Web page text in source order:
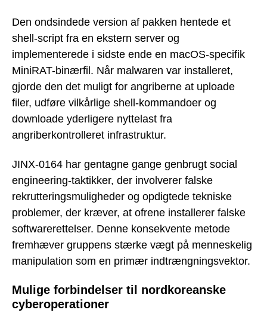
Den ondsindede version af pakken hentede et
shell-script fra en ekstern server og
implementerede i sidste ende en macOS-specifik
MiniRAT-binærfil. Når malwaren var installeret,
gjorde den det muligt for angriberne at uploade
filer, udføre vilkårlige shell-kommandoer og
downloade yderligere nyttelast fra
angriberkontrolleret infrastruktur.
JINX-0164 har gentagne gange genbrugt social
engineering-taktikker, der involverer falske
rekrutteringsmuligheder og opdigtede tekniske
problemer, der kræver, at ofrene installerer falske
softwarerettelser. Denne konsekvente metode
fremhæver gruppens stærke vægt på menneskelig
manipulation som en primær indtrængningsvektor.
Mulige forbindelser til nordkoreanske
cyberoperationer